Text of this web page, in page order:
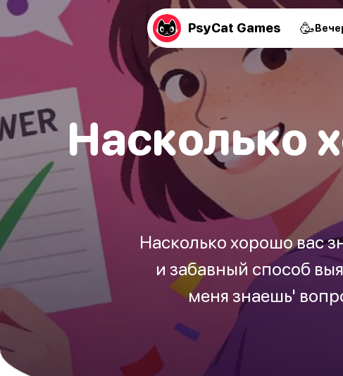
PsyCat Games 🥳
Насколько
Насколько хорошо вас
и забавный способ
меня знаешь'